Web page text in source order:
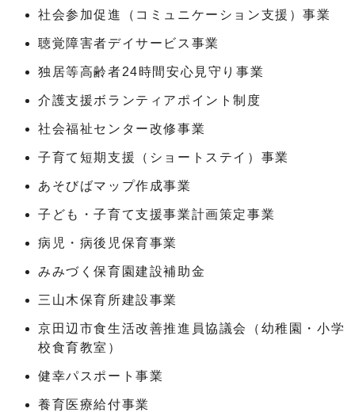
社会参加促進（コミュニケーション支援）事業
聴覚障害者デイサービス事業
独居等高齢者24時間安心見守り事業
介護支援ボランティアポイント制度
社会福祉センター改修事業
子育て短期支援（ショートステイ）事業
あそびばマップ作成事業
子ども・子育て支援事業計画策定事業
病児・病後児保育事業
みみづく保育園建設補助金
三山木保育所建設事業
京田辺市食生活改善推進員協議会（幼稚園・小学
校食育教室）
健幸パスポート事業
養育医療給付事業